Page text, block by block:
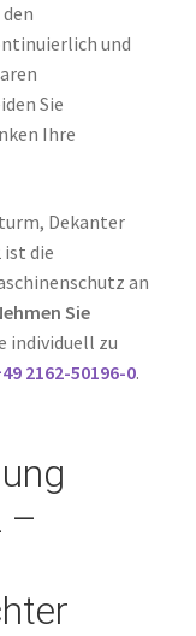
und
Sie
Ihre
Dekanter
ist die
an
Sie
individuell zu
2162-50196-0.
–